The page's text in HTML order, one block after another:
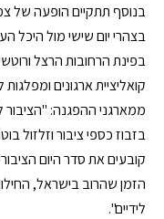
בנוסף תתקיים הופעה של
בצהרי יום שישי מול היכל
בפינת הרחובות הרצל
קואליציית ארגונים
ממארגני ההפגנה: "הציבור
בזבוז כספי ציבור וזלזול
קובעים את סדר היום
הזמן שהרוב בישראל,
לידיים".